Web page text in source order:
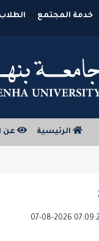
خدمة المجتمع الطلاب
الرئيسية عن
07:09:25 2026-